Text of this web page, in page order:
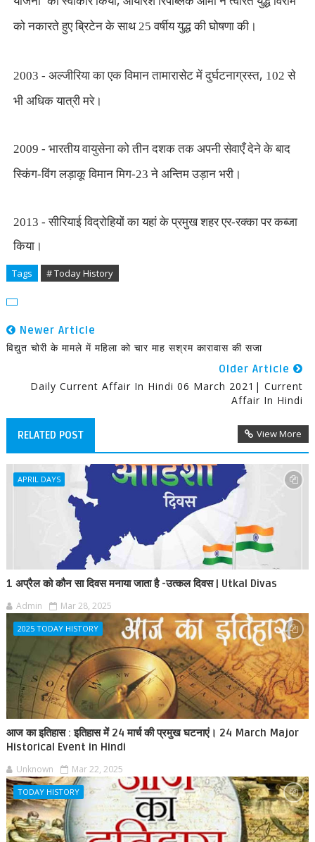
को नकारते हुए ब्रिटेन के साथ 25 वर्षीय युद्ध की घोषणा की।
2003 - अल्जीरिया का एक विमान तामारासेट में दुर्घटनाग्रस्त, 102 से
भी अधिक यात्री मरे।
2009 - भारतीय वायुसेना को तीन दशक तक अपनी सेवाएँ देने के बाद
स्किंग-विंग लड़ाकू विमान मिग-23 ने अन्तिम उड़ान भरी।
2013 - सीरियाई विद्रोहियों का यहां के प्रमुख शहर एर-रक्का पर कब्जा
किया।
Tags # Today History
Newer Article
विद्युत चोरी के मामले में महिला को चार माह सश्रम कारावास की सजा
Older Article
Daily Current Affair In Hindi 06 March 2021| Current
Affair In Hindi
RELATED POST View More
APRIL DAYS
1 अप्रैल को कौन सा दिवस मनाया जाता है -उत्कल दिवस | Utkal Divas
Admin Mar 28, 2025
2025 TODAY HISTORY
आज का इतिहास : इतिहास में 24 मार्च की प्रमुख घटनाएं। 24 March Major
Historical Event in Hindi
Unknown Mar 22, 2025
TODAY HISTORY